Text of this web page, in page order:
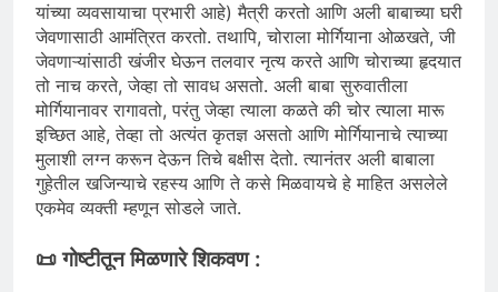
यांच्या व्यवसायाचा प्रभारी आहे) मैत्री करतो आणि अली बाबाच्या घरी
जेवणासाठी आमंत्रित करतो. तथापि, चोराला मोर्गियाना ओळखते, जी
जेवणाऱ्यांसाठी खंजीर घेऊन तलवार नृत्य करते आणि चोराच्या हृदयात
तो नाच करते, जेव्हा तो सावध असतो. अली बाबा सुरुवातीला
मोर्गियानावर रागावतो, परंतु जेव्हा त्याला कळते की चोर त्याला मारू
इच्छित आहे, तेव्हा तो अत्यंत कृतज्ञ असतो आणि मोर्गियानाचे त्याच्या
मुलाशी लग्न करून देऊन तिचे बक्षीस देतो. त्यानंतर अली बाबाला
गुहेतील खजिन्याचे रहस्य आणि ते कसे मिळवायचे हे माहित असलेले
एकमेव व्यक्ती म्हणून सोडले जाते.
📜गोष्टीतून मिळणारे शिकवण :